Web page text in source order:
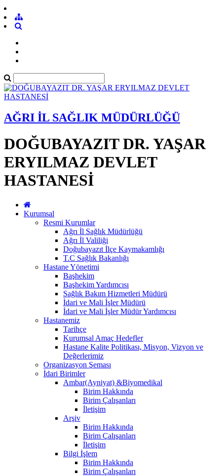
AĞRI İL SAĞLIK MÜDÜRLÜĞÜ
DOĞUBAYAZIT DR. YAŞAR
ERYILMAZ DEVLET
HASTANESİ
Kurumsal
Resmi Kurumlar
Ağrı İl Sağlık Müdürlüğü
Ağrı İl Valiliği
Doğubayazıt İlçe Kaymakamlığı
T.C Sağlık Bakanlığı
Hastane Yönetimi
Başhekim
Başhekim Yardımcısı
Sağlık Bakım Hizmetleri Müdürü
İdari ve Mali İşler Müdürü
İdari ve Mali İşler Müdür Yardımcısı
Hastanemiz
Tarihçe
Kurumsal Amaç Hedefler
Hastane Kalite Politikası, Misyon, Vizyon ve
Değerlerimiz
Organizasyon Şeması
İdari Birimler
Ambar(Ayniyat) &Biyomedikal
Birim Hakkında
Birim Çalışanları
İletişim
Arşiv
Birim Hakkında
Birim Çalışanları
İletişim
Bilgi İşlem
Birim Hakkında
Birim Çalışanları